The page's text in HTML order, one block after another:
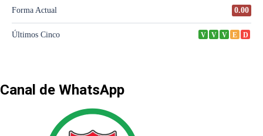
Canal de WhatsApp